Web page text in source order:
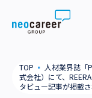
Skip to content
neocareer について
代表メッセージ
TOP ▪ 人材業界誌「
式会社）にて、
タビュー記事が掲載